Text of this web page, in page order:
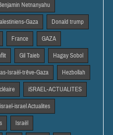
Netnanyahu
Gaza Donald trump
France GAZA
Gil Taieb Hagay Sobol
Israël-trêve-Gaza Hezbollah
iSRAEL-ACTUALITES
israel Actualites
Israël